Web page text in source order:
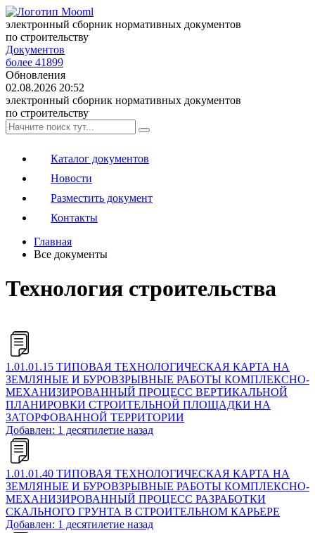
электронный сборник нормативных документов
по строительству
Документов
более 41899
Обновления
02.08.2026 20:52
электронный сборник нормативных документов
по строительству
Каталог документов
Новости
Разместить документ
Контакты
Главная
Все документы
Технология строительства
1.01.01.15 ТИПОВАЯ ТЕХНОЛОГИЧЕСКАЯ КАРТА НА
ЗЕМЛЯНЫЕ И БУРОВЗРЫВНЫЕ РАБОТЫ КОМПЛЕКСНО-
МЕХАНИЗИРОВАННЫЙ ПРОЦЕСС ВЕРТИКАЛЬНОЙ
ПЛАНИРОВКИ СТРОИТЕЛЬНОЙ ПЛОЩАДКИ НА
ЗАТОРФОВАННОЙ ТЕРРИТОРИИ
Добавлен: 1 десятилетие назад
1.01.01.40 ТИПОВАЯ ТЕХНОЛОГИЧЕСКАЯ КАРТА НА
ЗЕМЛЯНЫЕ И БУРОВЗРЫВНЫЕ РАБОТЫ КОМПЛЕКСНО-
МЕХАНИЗИРОВАННЫЙ ПРОЦЕСС РАЗРАБОТКИ
СКАЛЬНОГО ГРУНТА В СТРОИТЕЛЬНОМ КАРЬЕРЕ
Добавлен: 1 десятилетие назад